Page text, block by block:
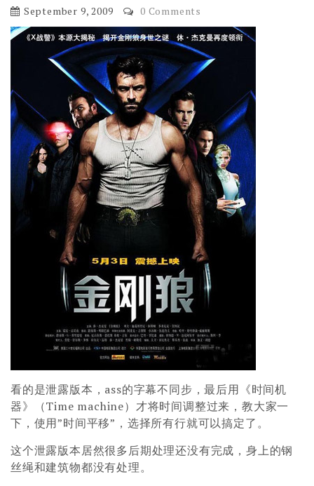
September 9, 2009 0 Comments
看的是泄露版本，ass的字幕不同步，最后用《时间机
器》（Time machine）才将时间调整过来，教大家一
下，使用”时间平移”，选择所有行就可以搞定了。
这个泄露版本居然很多后期处理还没有完成，身上的钢
丝绳和建筑物都没有处理。